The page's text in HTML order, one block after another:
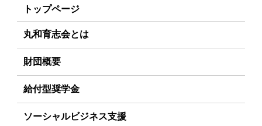
トップページ
丸和育志会とは
理事長あいさつ
丸和育志会の目指す未来
学生のみなさんへ
財団概要
理念
給付型奨学金
事業方針
ソーシャルビジネス支援